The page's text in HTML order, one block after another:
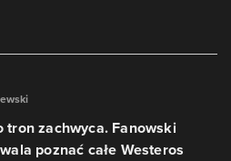
tron zachwyca. Fanowski
poznać całe Westeros